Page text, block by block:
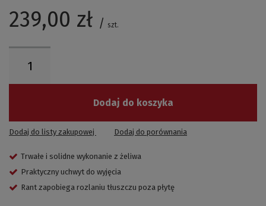
239,00 zł / szt.
Dodaj do koszyka
Dodaj do listy zakupowej Dodaj do porównania
Trwałe i solidne wykonanie z żeliwa
Praktyczny uchwyt do wyjęcia
Rant zapobiega rozlaniu tłuszczu poza płytę